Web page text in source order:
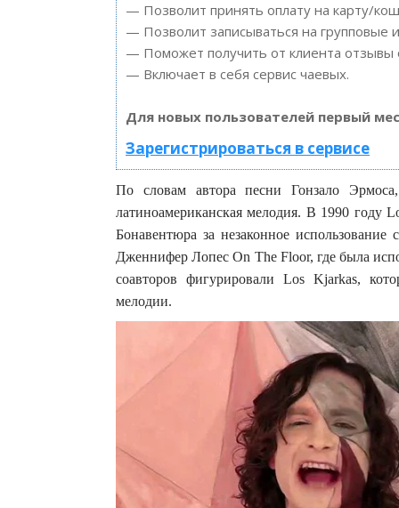
— Позволит принять оплату на карту/
— Позволит записываться на групповые
— Поможет получить от клиента отзывы
— Включает в себя сервис чаевых.
Для новых пользователей первый
Зарегистрироваться в сервисе
По словам автора песни Гонзало
латиноамериканская мелодия. В 1990 году
Бонавентюра за незаконное
Дженнифер Лопес On The Floor, где была
соавторов фигурировали Los Kjarkas,
мелодии.